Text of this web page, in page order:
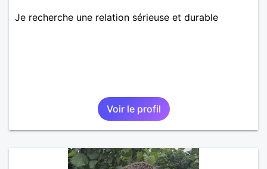
Je recherche une relation sérieuse et durable
Voir le profil